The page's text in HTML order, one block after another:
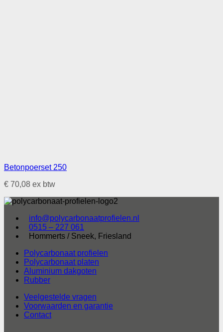
Betonpoerset 250
€ 70,08 ex btw
info@polycarbonaatprofielen.nl
0515 – 227 061
Hommerts / Sneek, Friesland
Polycarbonaat profielen
Polycarbonaat platen
Aluminium dakgoten
Rubber
Veelgestelde vragen
Voorwaarden en garantie
Contact